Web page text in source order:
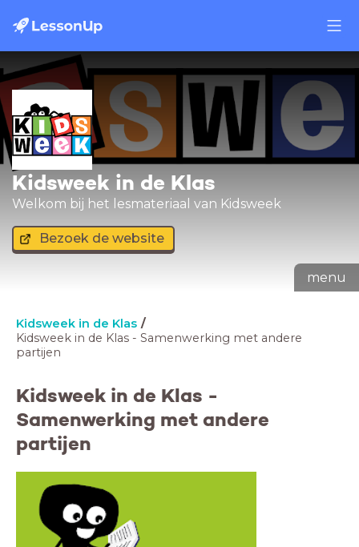
Kidsweek in de Klas
Welkom bij het lesmateriaal van Kidsweek
Bezoek de website
menu
Kidsweek in de Klas
Kidsweek in de Klas - Samenwerking met andere
partijen
Kidsweek in de Klas -
Samenwerking met andere
partijen